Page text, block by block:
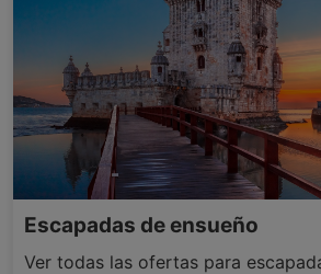
Escapadas de ensueño
Ver todas las ofertas para